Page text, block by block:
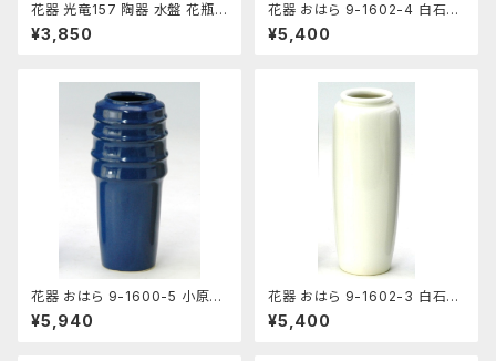
花器 光竜157 陶器 水盤 花瓶
コンポーネント フラワーベース
¥3,850
花器 おはら 9-1602-4 白石投
入 ナマコ 花瓶 フラワーベース
¥5,400
花器 おはら 9-1600-5 小原投
入 ナマコ 花瓶 フラワーベース
¥5,940
花器 おはら 9-1602-3 白石投
入 白 花瓶 フラワーベース
¥5,400